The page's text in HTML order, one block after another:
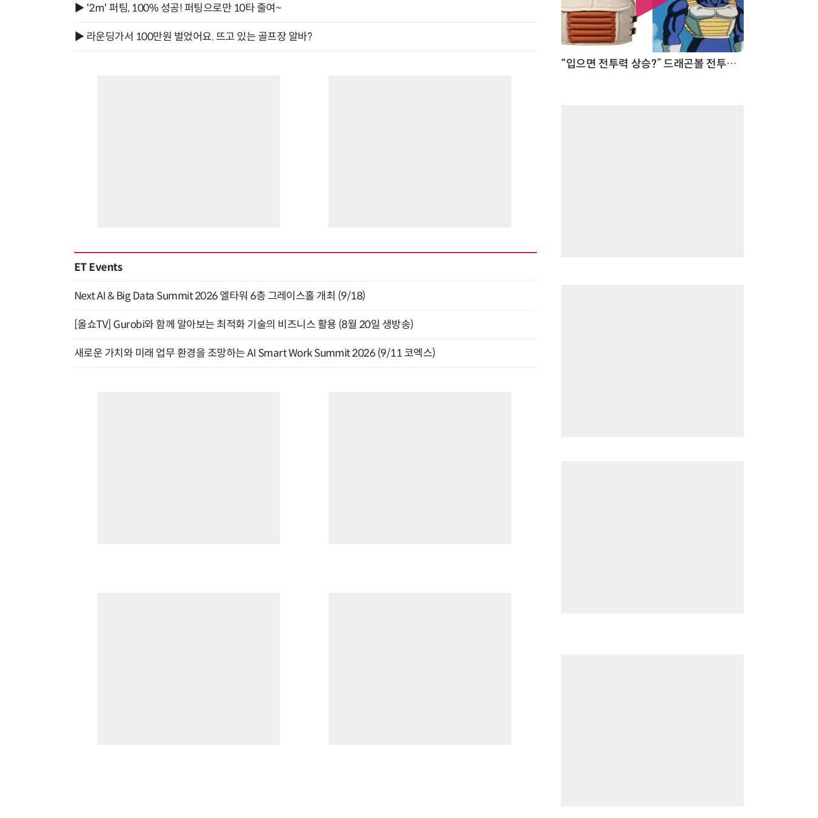
▶ '2m' 퍼팅, 100% 성공! 퍼팅으로만 10타 줄여~
▶ 라운딩가서 100만원 벌었어요. 뜨고 있는 골프장 알바?
ET Events
Next AI & Big Data Summit 2026 엘타워 6층 그레이스홀 개최 (9/18)
[올쇼TV] Gurobi와 함께 알아보는 최적화 기술의 비즈니스 활용 (8월 20일 생방송)
새로운 가치와 미래 업무 환경을 조망하는 AI Smart Work Summit 2026 (9/11 코엑스)
“입으면 전투력 상승?” 드래곤볼 전투복 닮은 중량조끼